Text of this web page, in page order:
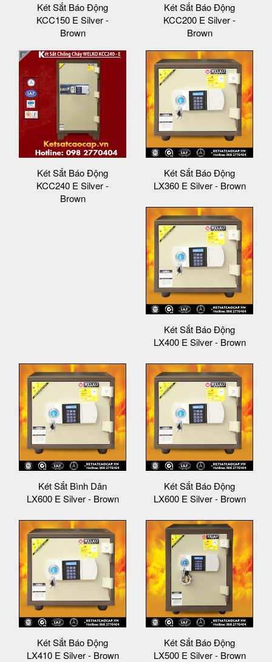
Két Sắt Báo Động
KCC150 E Silver -
Brown
Két Sắt Báo Động
KCC200 E Silver -
Brown
Két Sắt Báo Động
KCC240 E Silver -
Brown
Két Sắt Báo Động
LX360 E Silver - Brown
Két Sắt Báo Động
LX400 E Silver - Brown
Két Sắt Bình Dân
LX600 E Silver - Brown
Két Sắt Báo Động
LX600 E Silver - Brown
Két Sắt Báo Động
LX410 E Silver - Brown
Két Sắt Báo Động
LX500 E Silver - Brown